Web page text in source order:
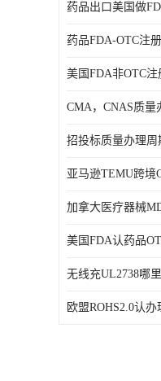
RCM，C-
商标专利办理
CMA，CNAS质量
招投标质量办理周
无线充UL2738哪